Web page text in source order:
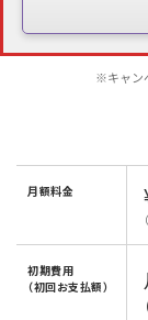
※キャン
月額料金
初期費用
（初回お支払額）